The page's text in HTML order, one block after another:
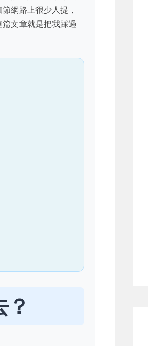
網路上很少人提，
文章就是把我踩過